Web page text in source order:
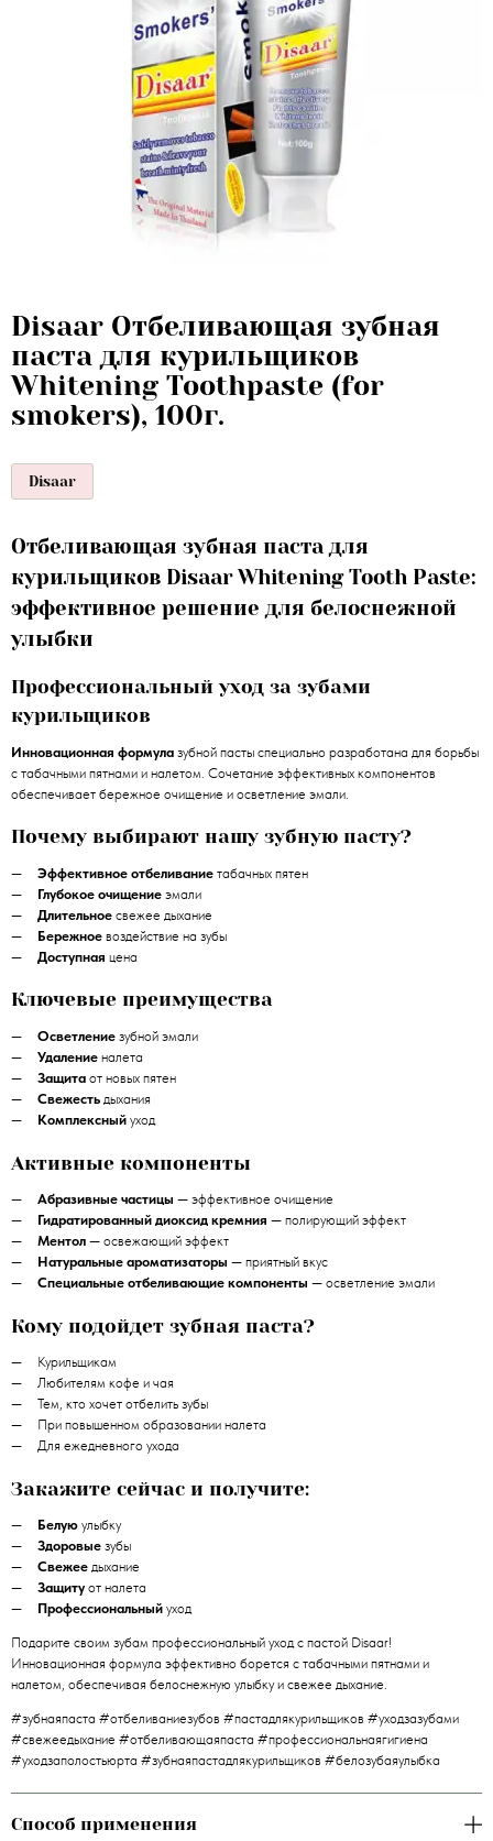
Disaar Отбеливающая зубная
паста для курильщиков
Whitening Toothpaste (for
smokers), 100г.
Disaar
Отбеливающая зубная паста для
курильщиков Disaar Whitening Tooth Paste:
эффективное решение для белоснежной
улыбки
Профессиональный уход за зубами
курильщиков
Инновационная формула зубной пасты специально разработана для борьбы
с табачными пятнами и налетом. Сочетание эффективных компонентов
обеспечивает бережное очищение и осветление эмали.
Почему выбирают нашу зубную пасту?
Эффективное отбеливание табачных пятен
Глубокое очищение эмали
Длительное свежее дыхание
Бережное воздействие на зубы
Доступная цена
Ключевые преимущества
Осветление зубной эмали
Удаление налета
Защита от новых пятен
Свежесть дыхания
Комплексный уход
Активные компоненты
Абразивные частицы — эффективное очищение
Гидратированный диоксид кремния — полирующий эффект
Ментол — освежающий эффект
Натуральные ароматизаторы — приятный вкус
Специальные отбеливающие компоненты — осветление эмали
Кому подойдет зубная паста?
Курильщикам
Любителям кофе и чая
Тем, кто хочет отбелить зубы
При повышенном образовании налета
Для ежедневного ухода
Закажите сейчас и получите:
Белую улыбку
Здоровые зубы
Свежее дыхание
Защиту от налета
Профессиональный уход
Подарите своим зубам профессиональный уход с пастой Disaar!
Инновационная формула эффективно борется с табачными пятнами и
налетом, обеспечивая белоснежную улыбку и свежее дыхание.
#зубнаяпаста #отбеливаниезубов #пастадлякурильщиков #уходзазубами
#свежеедыхание #отбеливающаяпаста #профессиональнаягигиена
#уходзаполостьюрта #зубнаяпастадлякурильщиков #белозубаяулыбка
Способ применения